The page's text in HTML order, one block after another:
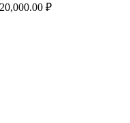
20,000.00₽